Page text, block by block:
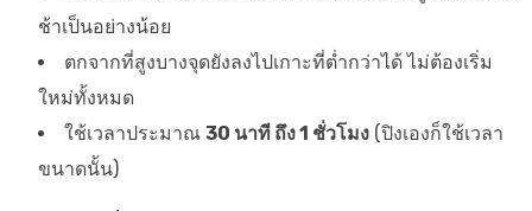
ช้าเป็นอย่างน้อย
ตกจากที่สูงบางจุดยังลงไปเกาะที่ต่ำกว่าได้ ไม่ต้องเริ่ม
ใหม่ทั้งหมด
ใช้เวลาประมาณ 30 นาที ถึง 1 ชั่วโมง (ปิงเองก็ใช้เวลา
ขนาดนั้น)